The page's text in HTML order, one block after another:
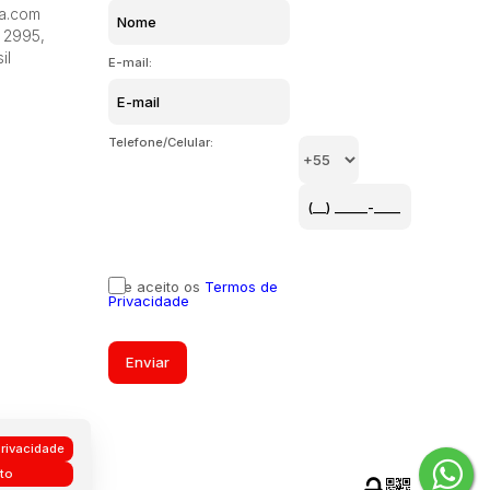
Monte Verde, Florianópolis, Santa Catarina, Brasil
2995,
E-mail:
Telefone/Celular:
Li e aceito os Termos de
Privacidade